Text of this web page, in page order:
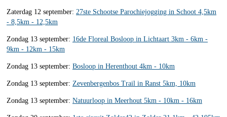
Zaterdag 12 september: 27ste Schootse Parochiejogging in Schoot 4,5km
- 8,5km - 12,5km
Zondag 13 september: 16de Floreal Bosloop in Lichtaart 3km - 6km -
9km - 12km - 15km
Zondag 13 september: Bosloop in Herenthout 4km - 10km
Zondag 13 september: Zevenbergenbos Trail in Ranst 5km, 10km
Zondag 13 september: Natuurloop in Meerhout 5km - 10km - 16km